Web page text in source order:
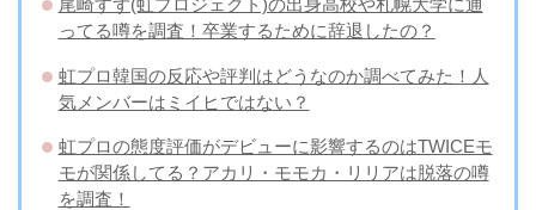
尾崎すず(虹プロジェクト)の出身高校や札幌大学に通
ってる噂を調査！卒業するために辞退したの？
虹プロ韓国の反応や評判はどうなのか調べてみた！人
気メンバーはミイヒではない？
虹プロの態度評価がデビューに影響するのはTWICEモ
モが関係してる？アカリ・モモカ・リリアは脱落の噂
を調査！